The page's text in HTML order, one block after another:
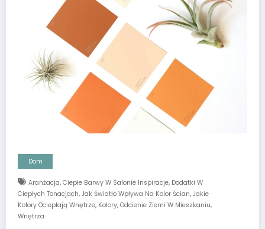
Dom
Aranżacja, Ciepłe Barwy W Salonie Inspiracje, Dodatki W
Ciepłych Tonacjach, Jak Światło Wpływa Na Kolor Ścian, Jakie
Kolory Ocieplają Wnętrze, Kolory, Odcienie Ziemi W Mieszkaniu,
Wnętrza